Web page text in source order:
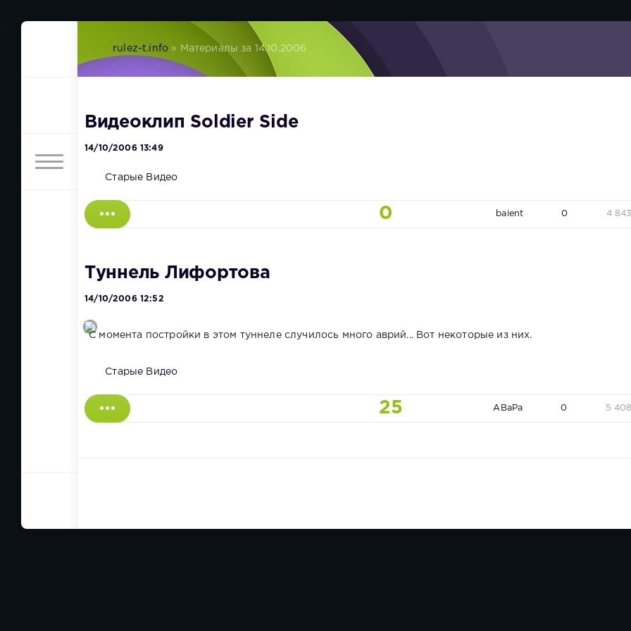
rulez-t.info » Материалы за 14.10.2006
Видеоклип Soldier Side
14/10/2006 13:49
Старые Видео
0 baient 0 4
Туннель Лифортова
14/10/2006 12:52
С момента постройки в этом туннеле случилось много аврий... Вот некоторые из них.
Старые Видео
25 ABaPa 0 5